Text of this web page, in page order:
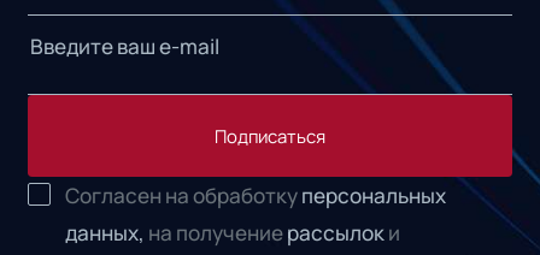
Подписаться
Согласен на обработкуперсональных
данных, на получениерассылоки